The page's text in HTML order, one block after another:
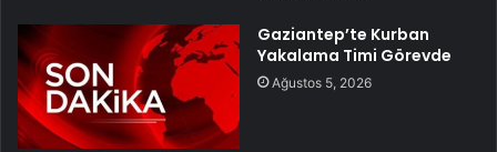
Gaziantep’te Kurban
Yakalama Timi Görevde
Ağustos 5, 2026